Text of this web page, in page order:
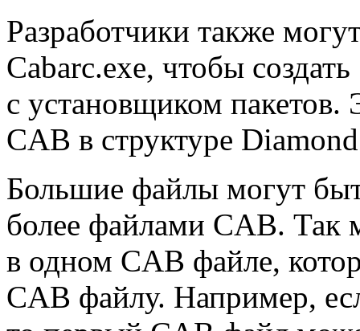
Разработчики также
Cabarc.exe, чтобы
с установщиком пакетов.
CAB в структуре
Большие файлы могут
более файлами CAB. Так
в одном CAB файле,
CAB файлу. Например,